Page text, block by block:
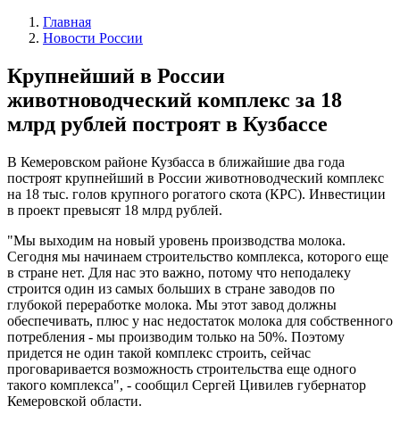
Главная
Новости России
Крупнейший в России
животноводческий комплекс за 18
млрд рублей построят в Кузбассе
В Кемеровском районе Кузбасса в ближайшие два года
построят крупнейший в России животноводческий комплекс
на 18 тыс. голов крупного рогатого скота (КРС). Инвестиции
в проект превысят 18 млрд рублей.
"Мы выходим на новый уровень производства молока.
Сегодня мы начинаем строительство комплекса, которого еще
в стране нет. Для нас это важно, потому что неподалеку
строится один из самых больших в стране заводов по
глубокой переработке молока. Мы этот завод должны
обеспечивать, плюс у нас недостаток молока для собственного
потребления - мы производим только на 50%. Поэтому
придется не один такой комплекс строить, сейчас
проговаривается возможность строительства еще одного
такого комплекса", - сообщил Сергей Цивилев губернатор
Кемеровской области.